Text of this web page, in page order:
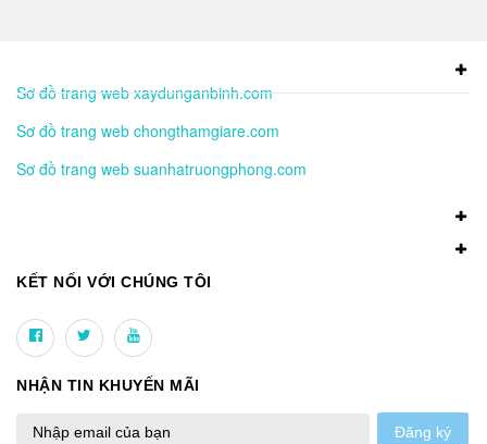
Sơ đồ trang web xaydunganbinh.com
Sơ đồ trang web chongthamgiare.com
Sơ đồ trang web suanhatruongphong.com
KẾT NỐI VỚI CHÚNG TÔI
NHẬN TIN KHUYẾN MÃI
Đăng ký